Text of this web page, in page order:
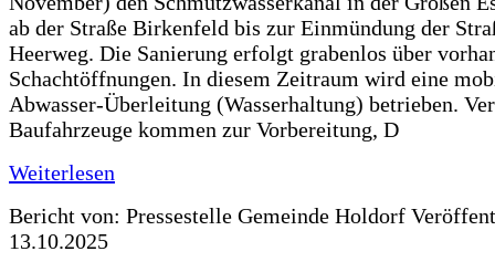
ab der Straße Birkenfeld bis zur Einmündung der
Heerweg. Die Sanierung erfolgt grabenlos über
Schachtöffnungen. In diesem Zeitraum wird eine
Abwasser-Überleitung (Wasserhaltung) betrieben.
Baufahrzeuge kommen zur Vorbereitung, D
Weiterlesen
Bericht von: Pressestelle Gemeinde Holdorf
13.10.2025